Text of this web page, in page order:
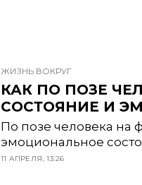
ЖИЗНЬ ВОКРУГ
КАК ПО ПОЗЕ
СОСТОЯНИЕ И
По позе человека на
эмоциональное
11 АПРЕЛЯ, 13:26